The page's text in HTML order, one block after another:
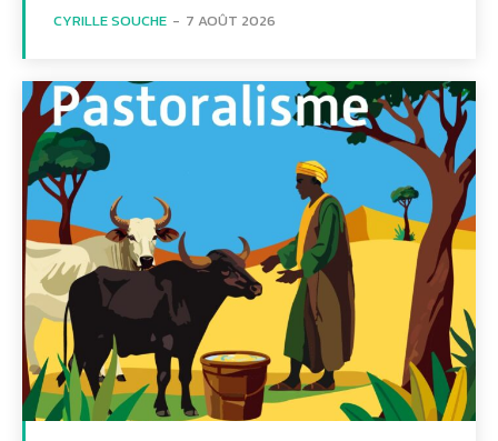
CYRILLE SOUCHE - 7 AOÛT 2026